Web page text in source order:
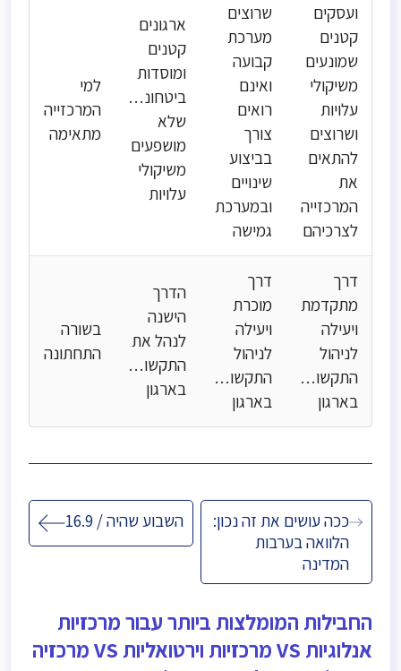
ועסקים
קטנים
שמונעים
משיקולי
עלויות
ושרוצים
להתאים
את
המרכזייה
לצרכיהם
שרוצים
מערכת
קבועה
ואינם
רואים
צורך
בביצוע
שינויים
ובמערכת
גמישה
ארגונים
קטנים
ומוסדות
ביטחוניים
שלא
מושפעים
משיקולי
עלויות
למי
המרכזייה
מתאימה
דרך
מתקדמת
ויעילה
לניהול
התקשורת
בארגון
דרך
מוכרת
ויעילה
לניהול
התקשורת
בארגון
הדרך
הישנה
לנהל את
התקשורת
בארגון
בשורה
התחתונה
ניווטככה עושים את זה נכון:
הלוואה בערבות
המדינה
השבוע שהיה / 16.9
החבילות המומלצות ביותר עבור מרכזיות
אנלוגיות VS מרכזיות וירטואליות VS מרכזיה